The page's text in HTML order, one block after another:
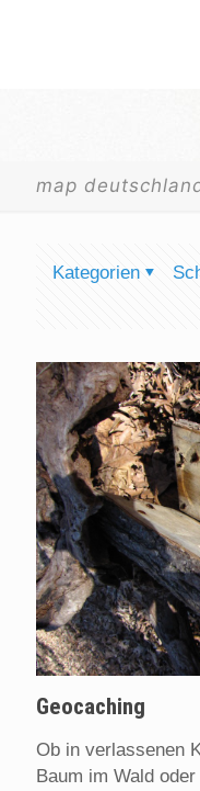
map
Kategorien
Geocaching
Ob in verlassenen
Baum im Wald